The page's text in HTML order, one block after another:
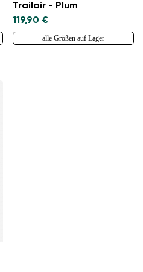
Trailair - Plum
119,90 €
alle Größen auf Lager